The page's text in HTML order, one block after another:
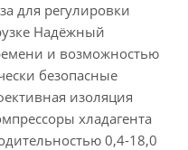
для регулировки
Надёжный
и возможностью
безопасные
изоляция
хладагента
0,4-18,0